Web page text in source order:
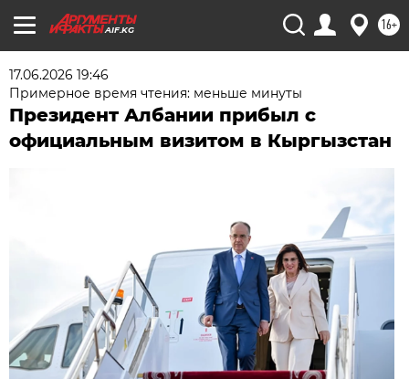
AIF.KG 16+
17.06.2026 19:46
Примерное время чтения: меньше минуты
Президент Албании прибыл с
официальным визитом в Кыргызстан